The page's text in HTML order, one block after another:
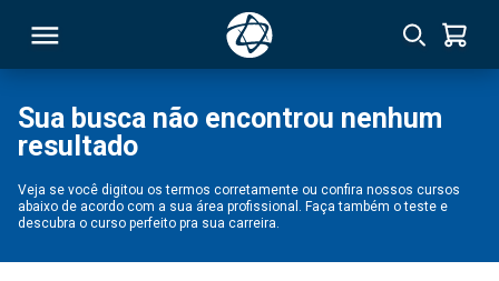
Sua busca não encontrou nenhum
resultado
Veja se você digitou os termos corretamente ou confira nossos cursos
abaixo de acordo com a sua área profissional. Faça também o teste e
descubra o curso perfeito pra sua carreira.